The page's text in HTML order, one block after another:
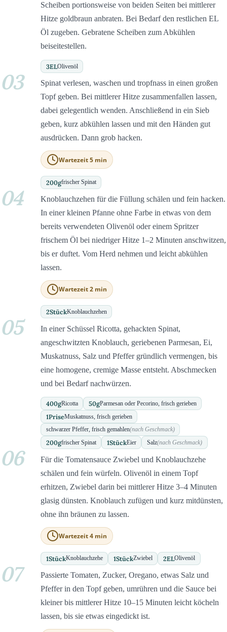
Scheiben portionsweise von beiden Seiten bei mittlerer
Hitze goldbraun anbraten. Bei Bedarf den restlichen EL
Öl zugeben. Gebratene Scheiben zum Abkühlen
beiseitestellen.
3ELOlivenöl
03
Spinat verlesen, waschen und tropfnass in einen großen
Topf geben. Bei mittlerer Hitze zusammenfallen lassen,
dabei gelegentlich wenden. Anschließend in ein Sieb
geben, kurz abkühlen lassen und mit den Händen gut
ausdrücken. Dann grob hacken.
Wartezeit 5 min
200gfrischer Spinat
04
Knoblauchzehen für die Füllung schälen und fein hacken.
In einer kleinen Pfanne ohne Farbe in etwas von dem
bereits verwendeten Olivenöl oder einem Spritzer
frischem Öl bei niedriger Hitze 1–2 Minuten anschwitzen,
bis er duftet. Vom Herd nehmen und leicht abkühlen
lassen.
Wartezeit 2 min
2StückKnoblauchzehen
05
In einer Schüssel Ricotta, gehackten Spinat,
angeschwitzten Knoblauch, geriebenen Parmesan, Ei,
Muskatnuss, Salz und Pfeffer gründlich vermengen, bis
eine homogene, cremige Masse entsteht. Abschmecken
und bei Bedarf nachwürzen.
400gRicotta 50gParmesan oder Pecorino, frisch gerieben
1PriseMuskatnuss, frisch gerieben
schwarzer Pfeffer, frisch gemahlen(nach Geschmack)
200gfrischer Spinat 1StückEier Salz(nach Geschmack)
06
Für die Tomatensauce Zwiebel und Knoblauchzehe
schälen und fein würfeln. Olivenöl in einem Topf
erhitzen, Zwiebel darin bei mittlerer Hitze 3–4 Minuten
glasig dünsten. Knoblauch zufügen und kurz mitdünsten,
ohne ihn bräunen zu lassen.
Wartezeit 4 min
1StückKnoblauchzehe 1StückZwiebel 2ELOlivenöl
07
Passierte Tomaten, Zucker, Oregano, etwas Salz und
Pfeffer in den Topf geben, umrühren und die Sauce bei
kleiner bis mittlerer Hitze 10–15 Minuten leicht köcheln
lassen, bis sie etwas eingedickt ist.